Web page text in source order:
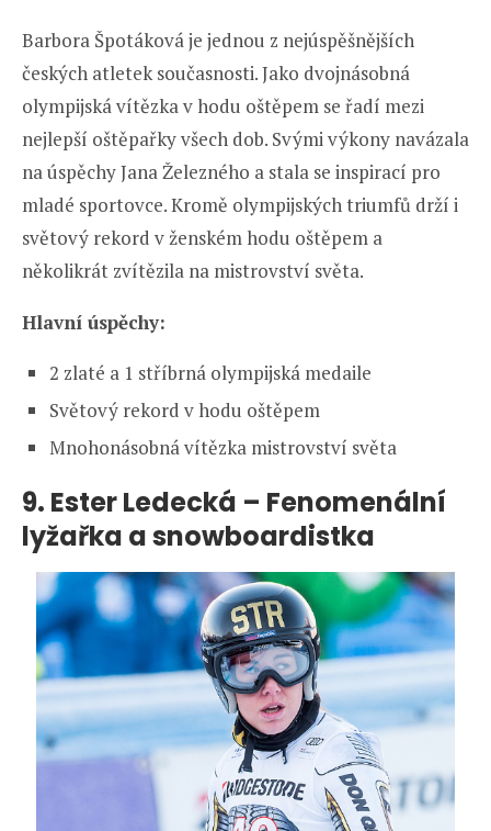
Barbora Špotáková je jednou z nejúspěšnějších
českých atletek současnosti. Jako dvojnásobná
olympijská vítězka v hodu oštěpem se řadí mezi
nejlepší oštěpařky všech dob. Svými výkony navázala
na úspěchy Jana Železného a stala se inspirací pro
mladé sportovce. Kromě olympijských triumfů drží i
světový rekord v ženském hodu oštěpem a
několikrát zvítězila na mistrovství světa.
Hlavní úspěchy:
2 zlaté a 1 stříbrná olympijská medaile
Světový rekord v hodu oštěpem
Mnohonásobná vítězka mistrovství světa
9. Ester Ledecká – Fenomenální
lyžařka a snowboardistka